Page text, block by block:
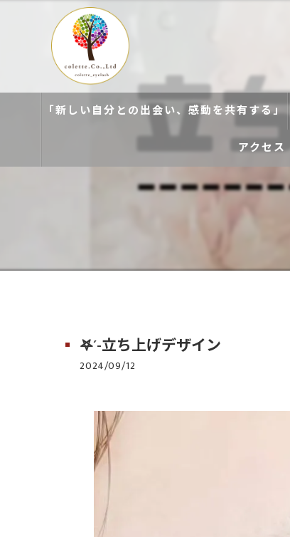
「新しい自分との出会い、感動を共有する」
アクセス
𖤐´-立ち上げデザイン
2024/09/12